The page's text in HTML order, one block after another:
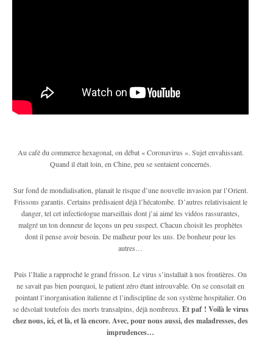
Au café du commerce hexagonal, on débat « Coronavirus ». Sujet envahissant.
Quand il était loin, en Chine, peu se sentaient concernés.
Sur fond de mondialisation, planait le risque d’une nouvelle invasion par l’Orient.
Frissons garantis. Certains prédisaient déjà l’hécatombe. D’autres relativisaient le
danger, tel cet infectiologue marseillais dont j’ai aimé les vidéos rassurantes,
malgré un ton donneur de leçons un peu suspect. Chacun choisit les prophètes
dont il pense avoir besoin. De malheur pour les uns. De bonheur pour les
autres…
Puis l’Italie a rapproché le grand frisson. Le virus s’installait à nos frontières. On
ne savait pas bien pourquoi, le patient zéro étant introuvable. On se consolait en
pointant l’inorganisation italienne et l’indiscipline de son système hospitalier. On
se désolait toutefois des morts transalpins, déjà nombreux. Et paf ! Voilà le virus
chez nous, ici, et là, et là encore. Avec, pour nous aussi, des maladresses, des
imprudences…